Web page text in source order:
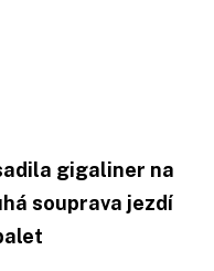
gigaliner na
souprava jezdí